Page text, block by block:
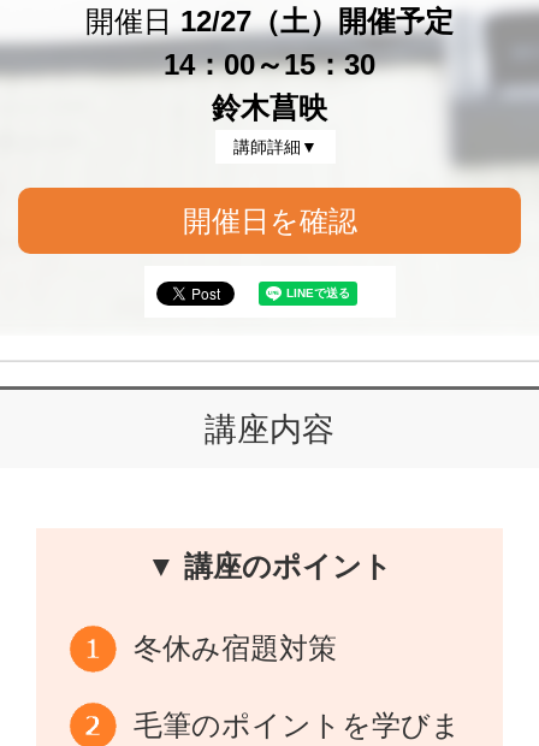
開催日 12/27（土）開催予定
14：00～15：30
鈴木菖映
講師詳細▼
開催日を確認
講座内容
▼ 講座のポイント
冬休み宿題対策
毛筆のポイントを学びま